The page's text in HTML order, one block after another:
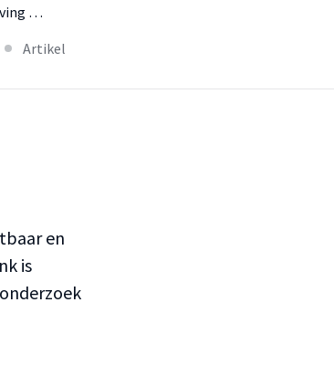
…
Artikel
en
is